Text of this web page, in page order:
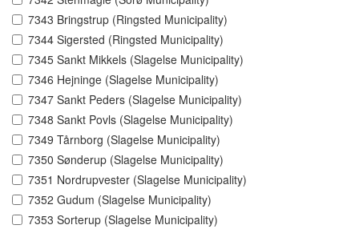
7343 Bringstrup (Ringsted Municipality)
7344 Sigersted (Ringsted Municipality)
7345 Sankt Mikkels (Slagelse Municipality)
7346 Hejninge (Slagelse Municipality)
7347 Sankt Peders (Slagelse Municipality)
7348 Sankt Povls (Slagelse Municipality)
7349 Tårnborg (Slagelse Municipality)
7350 Sønderup (Slagelse Municipality)
7351 Nordrupvester (Slagelse Municipality)
7352 Gudum (Slagelse Municipality)
7353 Sorterup (Slagelse Municipality)